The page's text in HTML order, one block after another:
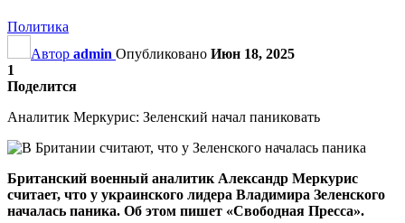
Политика
Автор admin Опубликовано Июн 18, 2025
1
Поделится
Аналитик Меркурис: Зеленский начал паниковать
Британский военный аналитик Александр Меркурис
считает, что у украинского лидера Владимира Зеленского
началась паника. Об этом пишет «Свободная Пресса».